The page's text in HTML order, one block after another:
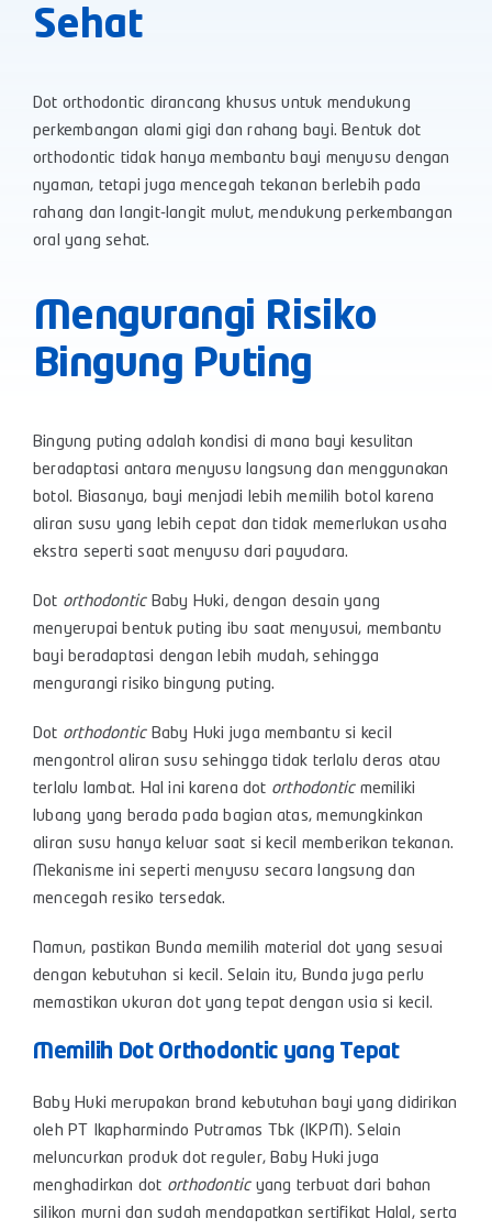
Sehat
Dot orthodontic dirancang khusus untuk mendukung
perkembangan alami gigi dan rahang bayi. Bentuk dot
orthodontic tidak hanya membantu bayi menyusu dengan
nyaman, tetapi juga mencegah tekanan berlebih pada
rahang dan langit-langit mulut, mendukung perkembangan
oral yang sehat.
Mengurangi Risiko
Bingung Puting
Bingung puting adalah kondisi di mana bayi kesulitan
beradaptasi antara menyusu langsung dan menggunakan
botol. Biasanya, bayi menjadi lebih memilih botol karena
aliran susu yang lebih cepat dan tidak memerlukan usaha
ekstra seperti saat menyusu dari payudara.
Dot orthodontic Baby Huki, dengan desain yang
menyerupai bentuk puting ibu saat menyusui, membantu
bayi beradaptasi dengan lebih mudah, sehingga
mengurangi risiko bingung puting.
Dot orthodontic Baby Huki juga membantu si kecil
mengontrol aliran susu sehingga tidak terlalu deras atau
terlalu lambat. Hal ini karena dot orthodontic memiliki
lubang yang berada pada bagian atas, memungkinkan
aliran susu hanya keluar saat si kecil memberikan tekanan.
Mekanisme ini seperti menyusu secara langsung dan
mencegah resiko tersedak.
Namun, pastikan Bunda memilih material dot yang sesuai
dengan kebutuhan si kecil. Selain itu, Bunda juga perlu
memastikan ukuran dot yang tepat dengan usia si kecil.
Memilih Dot Orthodontic yang Tepat
Baby Huki merupakan brand kebutuhan bayi yang didirikan
oleh PT Ikapharmindo Putramas Tbk (IKPM). Selain
meluncurkan produk dot reguler, Baby Huki juga
menghadirkan dot orthodonticyang terbuat dari bahan
silikon murni dan sudah mendapatkan sertifikat Halal, serta